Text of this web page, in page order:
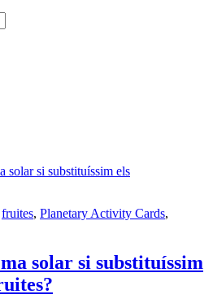
fruites, Planetary Activity Cards,
solar si substituíssim